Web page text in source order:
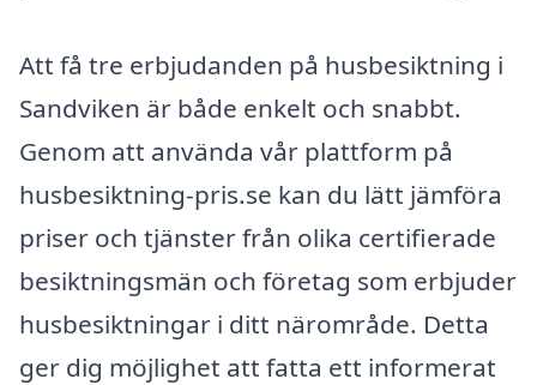
Att få tre erbjudanden på husbesiktning i
Sandviken är både enkelt och snabbt.
Genom att använda vår plattform på
husbesiktning-pris.se kan du lätt jämföra
priser och tjänster från olika certifierade
besiktningsmän och företag som erbjuder
husbesiktningar i ditt närområde. Detta
ger dig möjlighet att fatta ett informerat